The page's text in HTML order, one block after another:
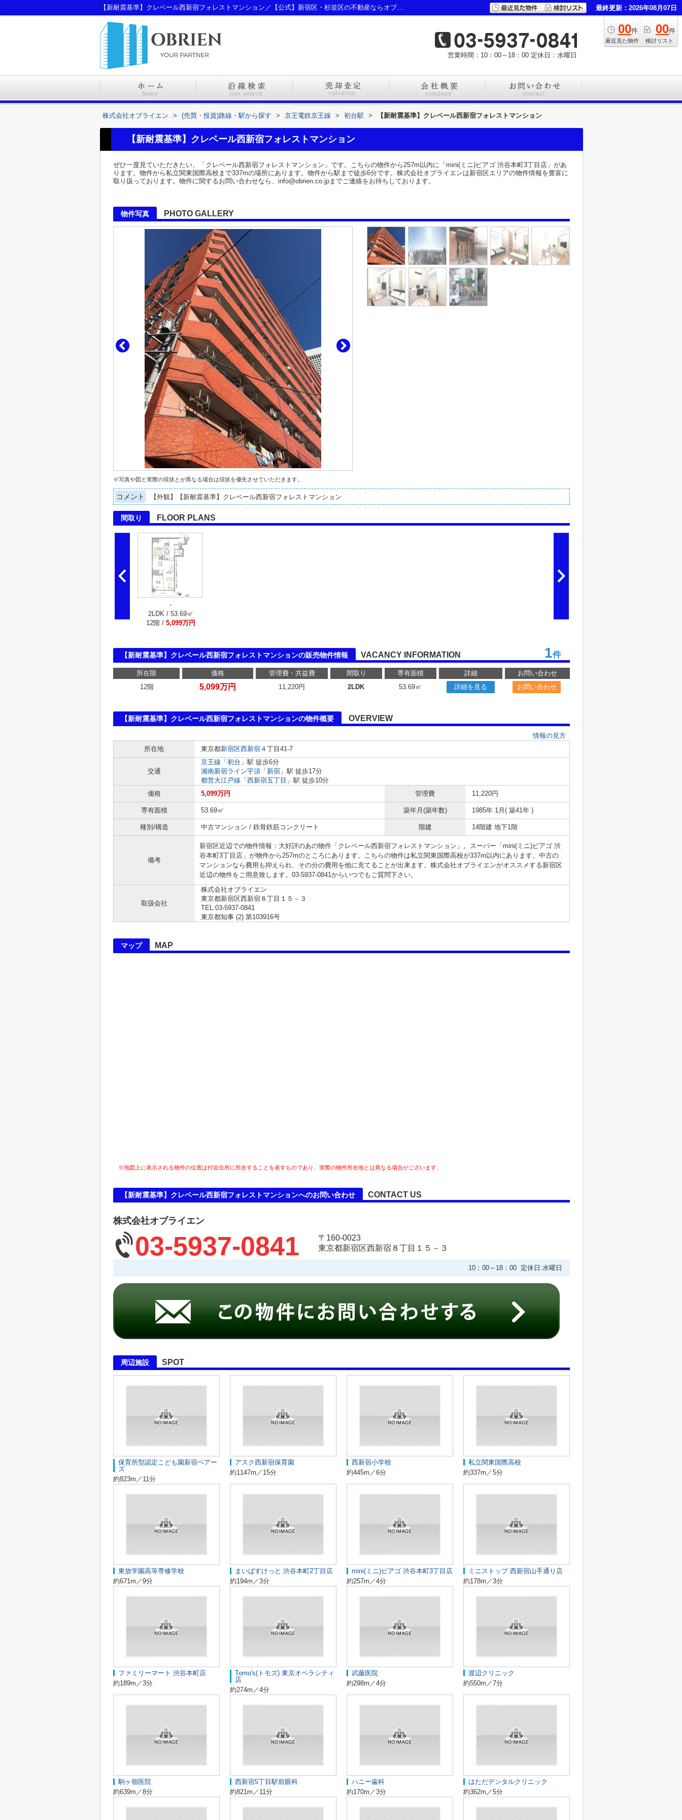
【新耐震基準】クレベール西新宿フォレストマンション／【公式】新宿区・杉並区の不動産ならオブライエン 最終更新：2026年08月07日
00件
最近見た物件
00件
検討リスト
営業時間：10：00～18：00 定休日：水曜日
株式会社オブライエン > (売買・投資)路線・駅から探す > 京王電鉄京王線 > 初台駅 > 【新耐震基準】クレベール西新宿フォレストマンション
【新耐震基準】クレベール西新宿フォレストマンション
ぜひ一度見ていただきたい、「クレベール西新宿フォレストマンション」です。こちらの物件から257m以内に「mini(ミニ)ピアゴ 渋谷本町3丁目店」があ
ります。物件から私立関東国際高校まで337mの場所にあります。物件から駅まで徒歩6分です。株式会社オブライエンは新宿区エリアの物件情報を豊富に
取り扱っております。物件に関するお問い合わせなら、info@obrien.co.jpまでご連絡をお待ちしております。
物件写真 PHOTO GALLERY
※写真や図と実際の現状とが異なる場合は現状を優先させていただきます。
コメント 【外観】【新耐震基準】クレベール西新宿フォレストマンション
間取り FLOOR PLANS
-
2LDK / 53.69㎡
12階 / 5,099万円
【新耐震基準】クレベール西新宿フォレストマンションの販売物件情報 VACANCY INFORMATION 1件
所在階 価格 管理費・共益費 間取り 専有面積 詳細
お問い合わせ
12階
5,099万円 11,220円 2LDK 53.69㎡ 詳細を見る お問い合わせ
【新耐震基準】クレベール西新宿フォレストマンションの物件概要 OVERVIEW
情報の見方
所在地
東京都新宿区西新宿 ４丁目41-7
交通
京王線 「 初台 」駅 徒歩6分
湘南新宿ライン宇須 「 新宿 」駅 徒歩17分
都営大江戸線 「 西新宿五丁目 」駅 徒歩10分
価格
5,099万円 管理費 11,220円
専有面積 53.69㎡ 築年月(築年数) 1985年 1月( 築41年 )
種別/構造 中古マンション / 鉄骨鉄筋コンクリート 階建 14階建 地下1階
備考
新宿区近辺での物件情報：大好評のあの物件「クレベール西新宿フォレストマンション」。スーパー「mini(ミニ)ピアゴ 渋
谷本町3丁目店」が物件から257mのところにあります。こちらの物件は私立関東国際高校が337m以内にあります。中古の
マンションなら費用も抑えられ、その分の費用を他に充てることが出来ます。株式会社オブライエンがオススメする新宿区
近辺の物件をご用意致します。03-5937-0841からいつでもご質問下さい。
取扱会社
株式会社オブライエン
東京都新宿区西新宿８丁目１５－３
TEL:03-5937-0841
東京都知事 (2) 第103916号
マップ MAP
※地図上に表示される物件の位置は付近住所に所在することを表すものであり、実際の物件所在地とは異なる場合がございます。
【新耐震基準】クレベール西新宿フォレストマンションへのお問い合わせ CONTACT US
株式会社オブライエン
03-5937-0841
〒160-0023
東京都新宿区西新宿８丁目１５－３
10：00～18：00 定休日:水曜日
周辺施設 SPOT
保育所型認定こども園新宿ベアー
ズ
約823m／11分
アスク西新宿保育園
約1147m／15分
西新宿小学校
約445m／6分
私立関東国際高校
約337m／5分
東放学園高等専修学校
約671m／9分
まいばすけっと 渋谷本町2丁目店
約194m／3分
mini(ミニ)ピアゴ 渋谷本町3丁目店
約257m／4分
ミニストップ 西新宿山手通り店
約178m／3分
ファミリーマート 渋谷本町店
約189m／3分
Tomo's(トモズ) 東京オペラシティ
店
約274m／4分
武藤医院
約298m／4分
渡辺クリニック
約550m／7分
駒ヶ嶺医院
約639m／8分
西新宿5丁目駅前眼科
約821m／11分
ハニー歯科
約170m／3分
はただデンタルクリニック
約362m／5分